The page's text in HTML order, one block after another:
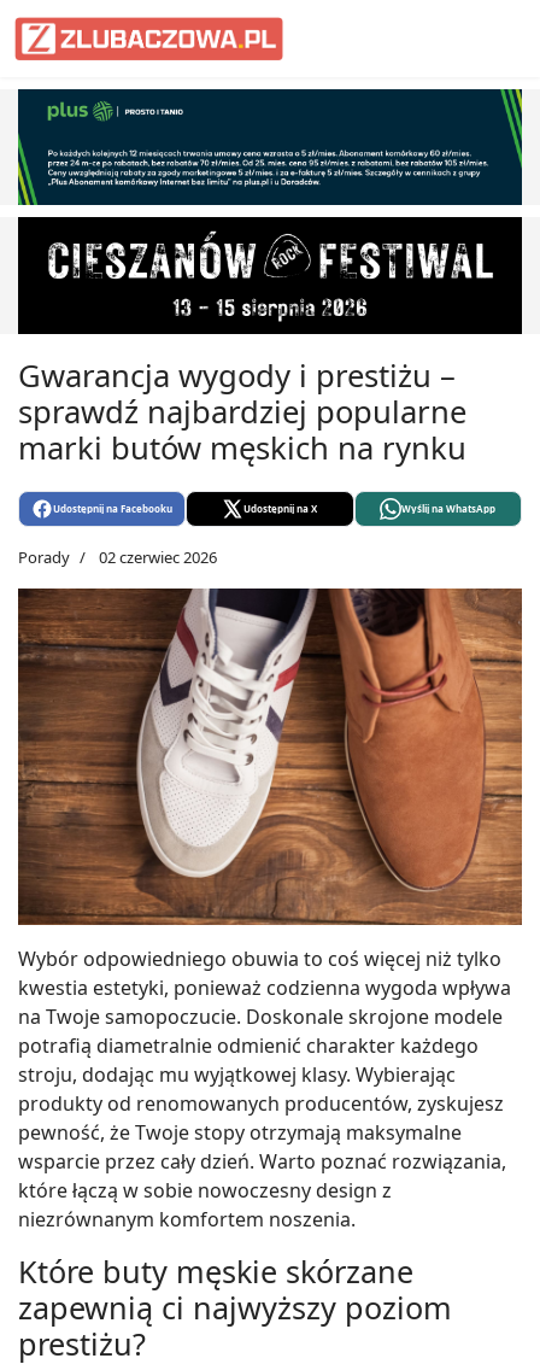
Informacje Lubaczów, powiat
Gwarancja wygody i prestiżu –
sprawdź najbardziej popularne
marki butów męskich na rynku
Udostępnij na Facebooku Udostępnij na X Wyślij na WhatsApp
Porady 02 czerwiec 2026
Wybór odpowiedniego obuwia to coś więcej niż tylko
kwestia estetyki, ponieważ codzienna wygoda wpływa
na Twoje samopoczucie. Doskonale skrojone modele
potrafią diametralnie odmienić charakter każdego
stroju, dodając mu wyjątkowej klasy. Wybierając
produkty od renomowanych producentów, zyskujesz
pewność, że Twoje stopy otrzymają maksymalne
wsparcie przez cały dzień. Warto poznać rozwiązania,
które łączą w sobie nowoczesny design z
niezrównanym komfortem noszenia.
Które buty męskie skórzane
zapewnią ci najwyższy poziom
prestiżu?